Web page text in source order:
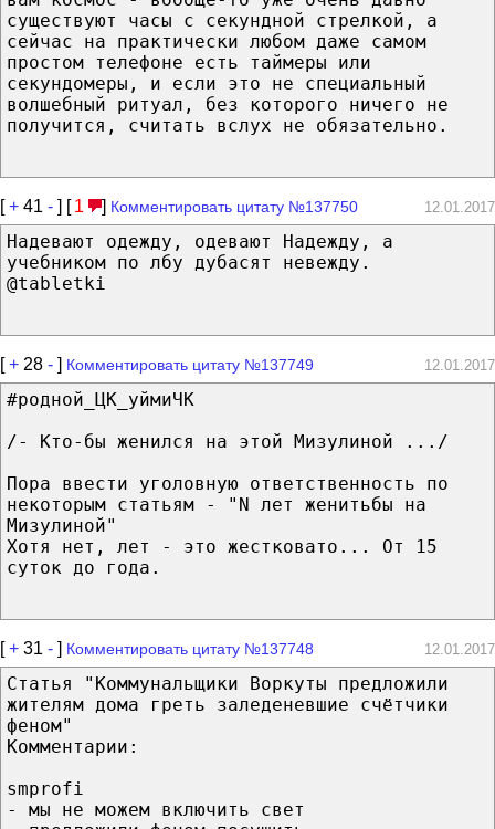
существуют часы с секундной стрелкой, а
сейчас на практически любом даже самом
простом телефоне есть таймеры или
секундомеры, и если это не специальный
волшебный ритуал, без которого ничего не
получится, считать вслух не обязательно.
[+ 41 - ] [ 1 ] Комментировать цитату №137750 12.01.2017
Надевают одежду, одевают Надежду, а
учебником по лбу дубасят невежду.
@tabletki
[+ 28 - ] Комментировать цитату №137749 12.01.2017
#родной_ЦК_уймиЧК
/- Кто-бы женился на этой Мизулиной .../
Пора ввести уголовную ответственность по
некоторым статьям - "N лет женитьбы на
Мизулиной"
Хотя нет, лет - это жестковато... От 15
суток до года.
[+ 31 - ] Комментировать цитату №137748 12.01.2017
Статья "Коммунальщики Воркуты предложили
жителям дома греть заледеневшие счётчики
феном"
Комментарии:
smprofi
- мы не можем включить свет